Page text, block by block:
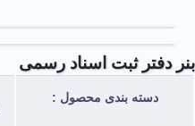
بنر دفتر ثبت اسناد رسمی
دسته بندی محصول :